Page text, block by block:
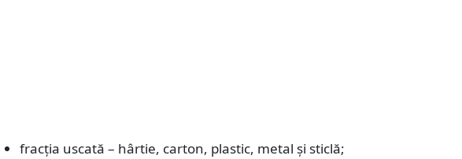
fracția uscată – hârtie, carton, plastic, metal și sticlă;